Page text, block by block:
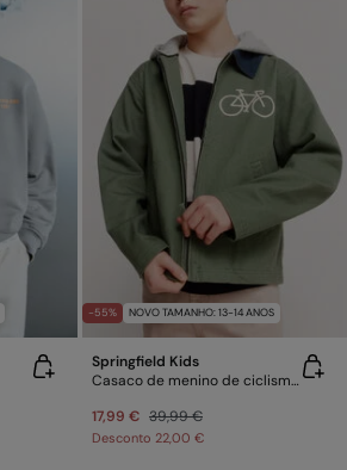
-55% NOVO TAMANHO: 13-14 ANOS
Springfield Kids
Casaco de menino de ciclismo com capuz
17,99 € 39,99 €
Desconto 22,00 €